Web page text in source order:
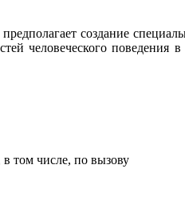
создание
человеческого
том числе, по вызову